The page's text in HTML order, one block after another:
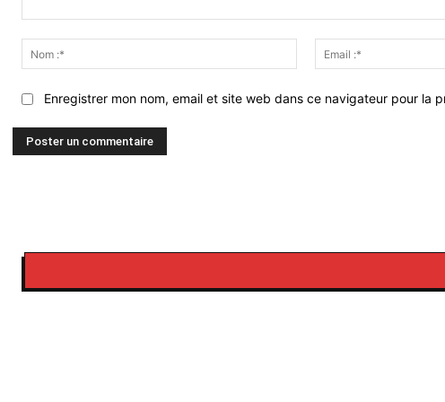
:*
Enregistrer mon nom, email et site web dans ce navigateur pour la